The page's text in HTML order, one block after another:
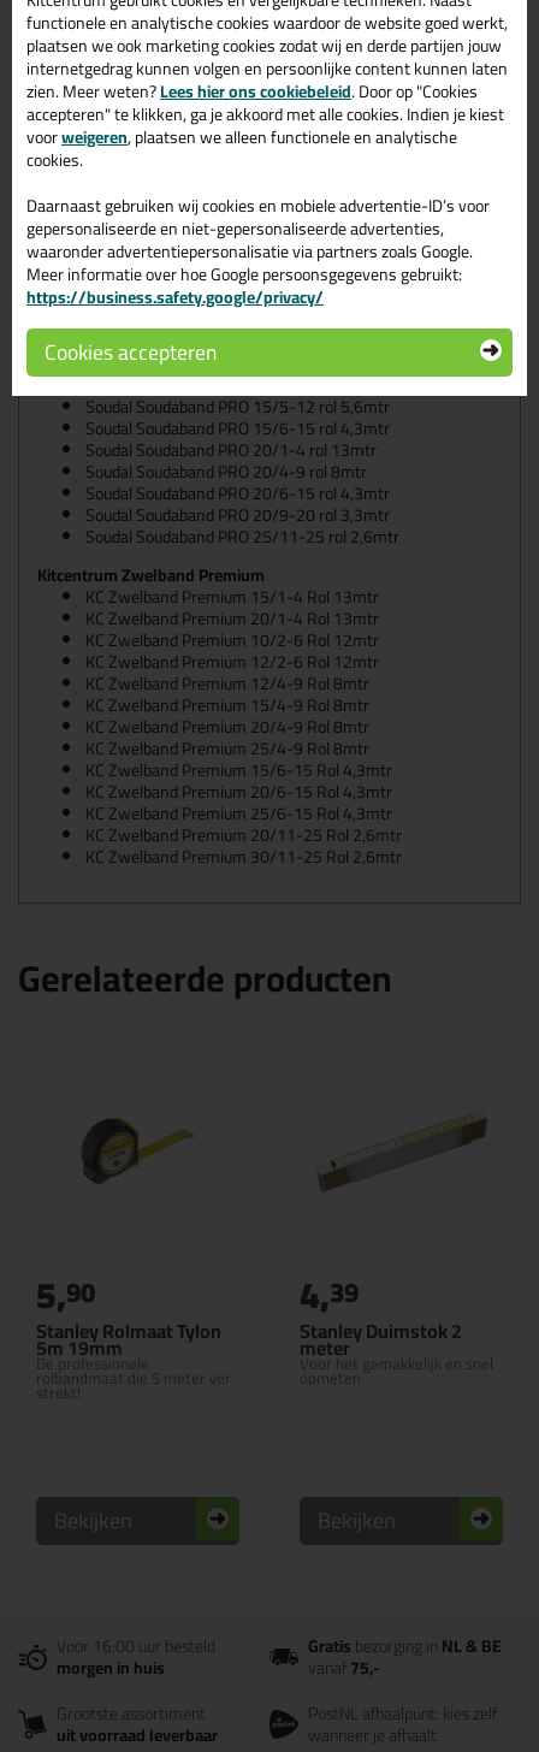
illbruckTP605 20/ 5-9 Rol 5,6mtr
illbruckTP605 20/ 7-12 Rol 4,3mtr
illbruckTP605 20/ 8-15 Rol 3,3mtr
Zwaluw Compressband
ZwaluwCompressband 10x3mm rol/10mtr
ZwaluwCompressband 10x4mm rol/8mtr
Zwaluw Compressband 15x4mm rol/8mtr
ZwaluwCompressband 20/3-7mm rol/8mtr
ZwaluwCompressband 20x8mm rol 4,3mtr
Soudal Soudaband PRO BG1
SoudalSoudaband PRO 10/1-2 rol 20mtr
SoudalSoudaband PRO 15/1-4 rol 13mtr
SoudalSoudaband PRO 15/2-6 rol 12mtr
SoudalSoudaband PRO 15/4-9 rol 8mtr
SoudalSoudaband PRO 15/5-12 rol 5,6mtr
SoudalSoudaband PRO 15/6-15 rol 4,3mtr
SoudalSoudaband PRO 20/1-4 rol 13mtr
SoudalSoudaband PRO 20/4-9 rol 8mtr
SoudalSoudaband PRO 20/6-15 rol 4,3mtr
SoudalSoudaband PRO 20/9-20 rol 3,3mtr
SoudalSoudaband PRO 25/11-25 rol 2,6mtr
Kitcentrum Zwelband Premium
KC Zwelband Premium 15/1-4 Rol 13mtr
KC Zwelband Premium 20/1-4 Rol 13mtr
KC Zwelband Premium 10/2-6 Rol 12mtr
KC Zwelband Premium 12/2-6 Rol 12mtr
KC Zwelband Premium 12/4-9 Rol 8mtr
KC Zwelband Premium 15/4-9 Rol 8mtr
KC Zwelband Premium 20/4-9 Rol 8mtr
KC Zwelband Premium 25/4-9 Rol 8mtr
KC Zwelband Premium 15/6-15 Rol 4,3mtr
KC Zwelband Premium 20/6-15 Rol 4,3mtr
KC Zwelband Premium 25/6-15 Rol 4,3mtr
KC Zwelband Premium 20/11-25 Rol 2,6mtr
KC Zwelband Premium 30/11-25 Rol 2,6mtr
Gerelateerde producten
Stanley Rolmaat Tylon
5m 19mm
De professionele
rolbandmaat die 5 meter ver
strekt!
5,90
Bekijken
Stanley Duimstok 2
meter
Voor het gemakkelijk en snel
opmeten
4,39
Bekijken
Voor 16:00 uur besteld
morgen in huis
Gratisbezorging inNL & BE
vanaf75,-
Grootste assortiment
uit voorraad leverbaar
PostNL afhaalpunt: kies zelf
wanneer je afhaalt
functionele en analytische cookies waardoor de website goed werkt,
plaatsen we ook marketing cookies zodat wij en derde partijen jouw
internetgedrag kunnen volgen en persoonlijke content kunnen laten
zien. Meer weten?Lees hier ons cookiebeleid. Door op "Cookies
accepteren" te klikken, ga je akkoord met alle cookies. Indien je kiest
voorweigeren, plaatsen we alleen functionele en analytische
cookies.
Daarnaast gebruiken wij cookies en mobiele advertentie-ID’s voor
gepersonaliseerde en niet-gepersonaliseerde advertenties,
waaronder advertentiepersonalisatie via partners zoals Google.
Meer informatie over hoe Google persoonsgegevens gebruikt:
https://business.safety.google/privacy/
Cookies accepteren